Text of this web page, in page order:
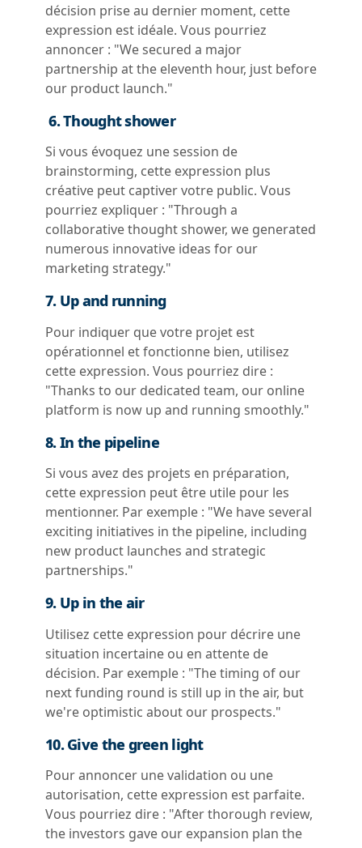
décision prise au dernier moment, cette
expression est idéale. Vous pourriez
annoncer : "We secured a major
partnership at the eleventh hour, just before
our product launch."
6. Thought shower
Si vous évoquez une session de
brainstorming, cette expression plus
créative peut captiver votre public. Vous
pourriez expliquer : "Through a
collaborative thought shower, we generated
numerous innovative ideas for our
marketing strategy."
7. Up and running
Pour indiquer que votre projet est
opérationnel et fonctionne bien, utilisez
cette expression. Vous pourriez dire :
"Thanks to our dedicated team, our online
platform is now up and running smoothly."
8. In the pipeline
Si vous avez des projets en préparation,
cette expression peut être utile pour les
mentionner. Par exemple : "We have several
exciting initiatives in the pipeline, including
new product launches and strategic
partnerships."
9. Up in the air
Utilisez cette expression pour décrire une
situation incertaine ou en attente de
décision. Par exemple : "The timing of our
next funding round is still up in the air, but
we're optimistic about our prospects."
10. Give the green light
Pour annoncer une validation ou une
autorisation, cette expression est parfaite.
Vous pourriez dire : "After thorough review,
the investors gave our expansion plan the